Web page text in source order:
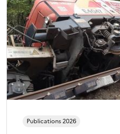
Publications 2026